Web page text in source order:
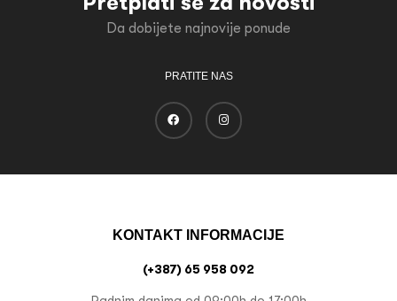
Da dobijete najnovije ponude
PRATITE NAS
KONTAKT INFORMACIJE
(+387) 65 958 092